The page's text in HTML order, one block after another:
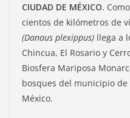
CIUDAD DE MÉXICO.
cientos de kilómetros de
(Danaus plexippus) llega a
Chincua, El Rosario y
Biosfera Mariposa
bosques del municipio
México.